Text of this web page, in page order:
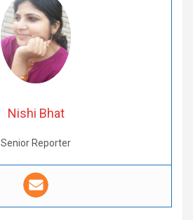
Nishi Bhat
Senior Reporter